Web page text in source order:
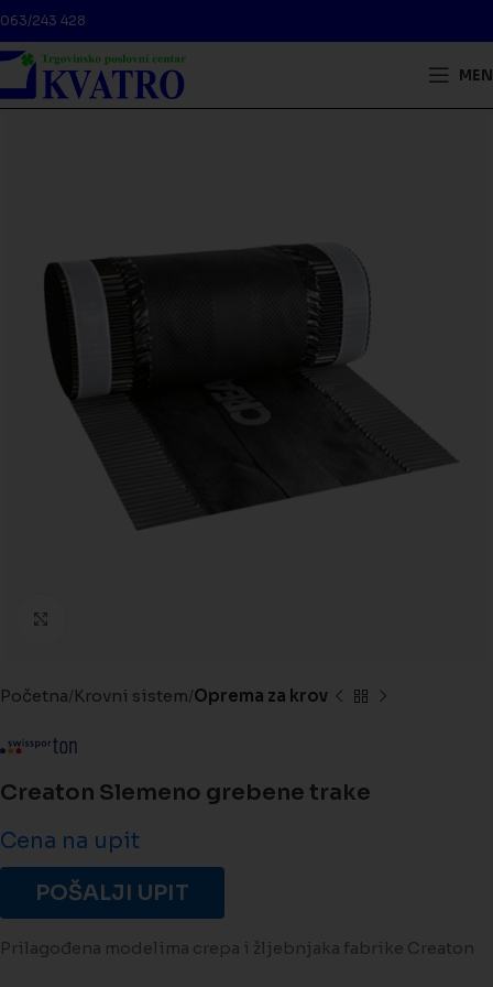
063/243 428
Početna Krovni sistem Oprema za krov
Creaton Slemeno grebene trake
Cena na upit
POŠALJI UPIT
Prilagođena modelima crepa i žljebnjaka fabrike Creaton